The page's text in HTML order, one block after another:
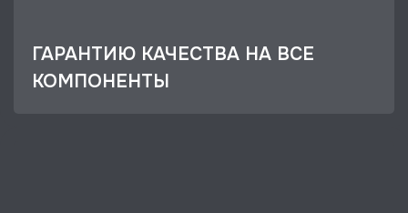
ГАРАНТИЮ КАЧЕСТВА НА ВСЕ
КОМПОНЕНТЫ